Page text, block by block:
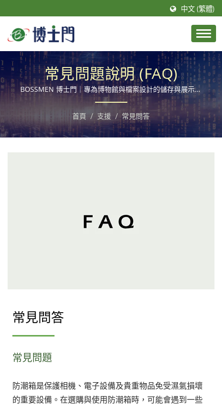
中文 (繁體)
常見問題說明 (FAQ)
BOSSMEN 博士門｜專為博物館與檔案設計的儲存與展示設
備
首頁 / 支援 / 常見問答
常見問答
常見問題
防潮箱是保護相機、電子設備及貴重物品免受濕氣損壞
的重要設備。在選購與使用防潮箱時，可能會遇到一些